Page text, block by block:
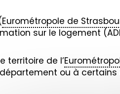
Eurométropole de
sur le logement
territoire de l’
ou à